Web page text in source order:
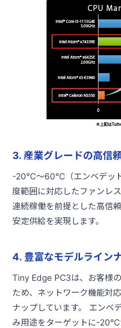
3. 産業グレードの高信
-20℃～60℃（エンベデッ
度範囲に対応したファンレ
連続稼働を前提とした高信
安定供給を実現します。
4. 豊富なモデルライン
Tiny Edge PC3は、お客様
ため、ネットワーク機能対
ナップしています。 エンベ
み用途をターゲットに-20℃